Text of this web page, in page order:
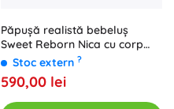
Păpușă realistă bebeluș
Sweet Reborn Nica cu corp
textil 42 cm
Stoc extern ?
590,00 lei